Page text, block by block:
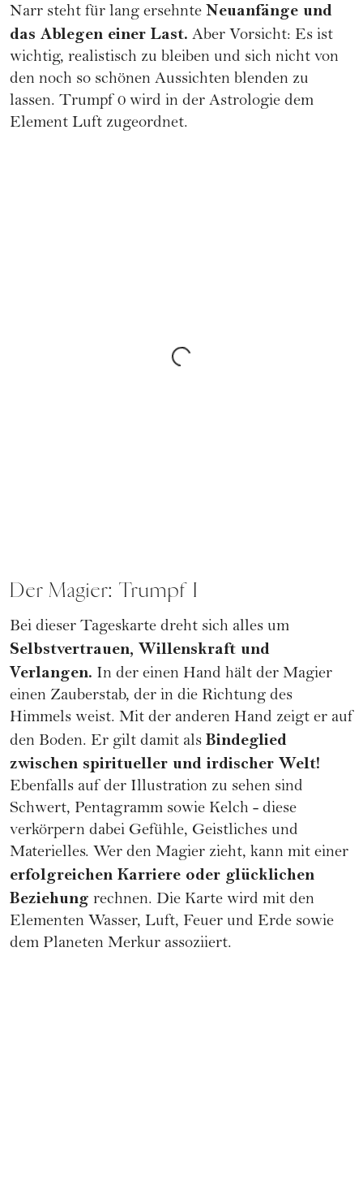
Narr steht für lang ersehnte Neuanfänge und
das Ablegen einer Last. Aber Vorsicht: Es ist
wichtig, realistisch zu bleiben und sich nicht von
den noch so schönen Aussichten blenden zu
lassen. Trumpf 0 wird in der Astrologie dem
Element Luft zugeordnet.
Der Magier: Trumpf I
Bei dieser Tageskarte dreht sich alles um
Selbstvertrauen, Willenskraft und
Verlangen. In der einen Hand hält der Magier
einen Zauberstab, der in die Richtung des
Himmels weist. Mit der anderen Hand zeigt er auf
den Boden. Er gilt damit als Bindeglied
zwischen spiritueller und irdischer Welt!
Ebenfalls auf der Illustration zu sehen sind
Schwert, Pentagramm sowie Kelch - diese
verkörpern dabei Gefühle, Geistliches und
Materielles. Wer den Magier zieht, kann mit einer
erfolgreichen Karriere oder glücklichen
Beziehung rechnen. Die Karte wird mit den
Elementen Wasser, Luft, Feuer und Erde sowie
dem Planeten Merkur assoziiert.